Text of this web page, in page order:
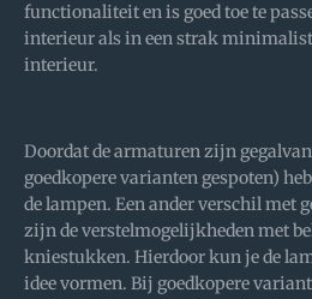
functionaliteit en is goed toe te
interieur als in een strak
interieur.
Doordat de armaturen zijn
goedkopere varianten gespoten)
de lampen. Een ander verschil met
zijn de verstelmogelijkheden met
kniestukken. Hierdoor kun je de
idee vormen. Bij goedkopere